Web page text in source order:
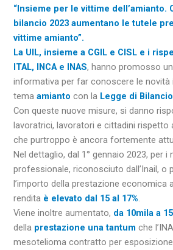
“Insieme per le vittime dell’amianto.
bilancio 2023 aumentano le tutele
vittime amianto”.
La UIL, insieme a CGIL e CISL e i
ITAL, INCA e INAS, hanno promosso
informativa per far conoscere le novità
temaamianto con la Legge di
Con queste nuove misure, si danno
lavoratrici, lavoratori e cittadini rispetto
che purtroppo è ancora fortemente
Nel dettaglio, dal 1° gennaio 2023, per
professionale, riconosciuto dall’Inail, o
l’importo della prestazione economica
rendita è elevato dal 15 al 17%.
Viene inoltre aumentato, da 10mila a
della prestazione una tantum che
mesotelioma contratto per